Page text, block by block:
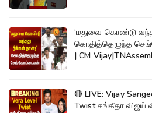
‘மதுவை கொண்டு
கொதித்தெழுந்த
| CM
🔴 LIVE: Vijay
Twist சங்கீதா விஜய்